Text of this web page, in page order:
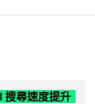
搜尋速度提升